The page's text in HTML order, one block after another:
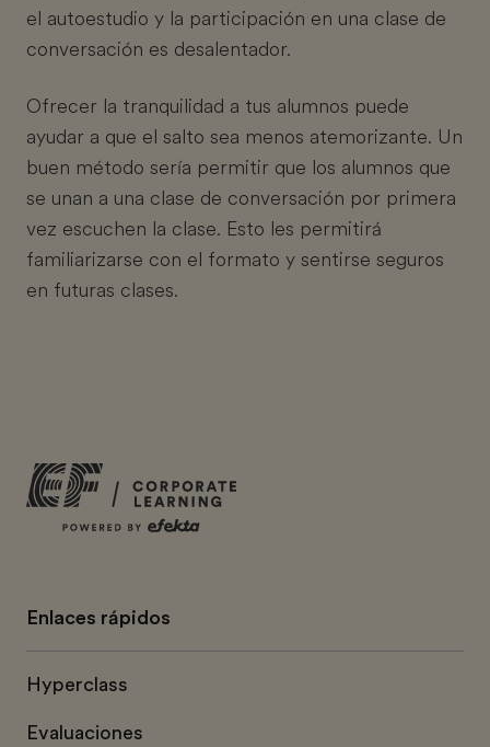
el autoestudio y la participación en una clase de
conversación es desalentador.
Ofrecer la tranquilidad a tus alumnos puede
ayudar a que el salto sea menos atemorizante. Un
buen método sería permitir que los alumnos que
se unan a una clase de conversación por primera
vez escuchen la clase. Esto les permitirá
familiarizarse con el formato y sentirse seguros
en futuras clases.
Enlaces rápidos
Hyperclass
Evaluaciones